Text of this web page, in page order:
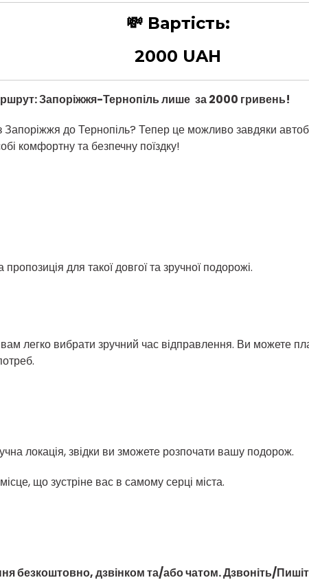
💸 Вартість:
2000 UAH
Запоріжжя-Тернопіль лише за 2000 гривень!
до Тернопіль? Тепер це можливо завдяки
комфортну та безпечну поїздку!
для такої довгої та зручної подорожі.
вибрати зручний час відправлення. Ви можете
локація, звідки ви зможете розпочати вашу подорож.
що зустріне вас в самому серці міста.
безкоштовно, дзвінком та/або чатом. Дзвоніть/